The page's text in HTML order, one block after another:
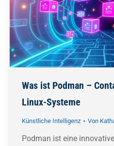
Was ist Podman –
Linux-Systeme
Künstliche Intelligenz Von
Podman ist eine